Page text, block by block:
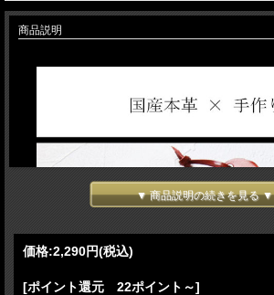
商品説明
▼ 商品説明の続きを見る ▼
価格:2,290円(税込)
[ポイント還元 22ポイント～]